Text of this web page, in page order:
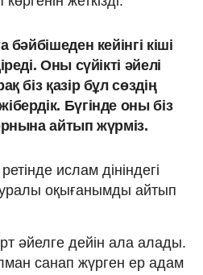
бәйбішеден кейінгі кіші
Оны сүйікті әйелі
біз қазір бұл сөздің
Бүгінде оны біз
айтып жүрміз.
ислам дініндегі
оқығанымды айтып
әйелге дейін ала алады.
санап жүрген ер адам